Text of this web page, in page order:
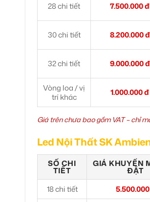
28 chi tiết 7.500.000 đ
30 chi tiết 8.200.000 đ
32 chi tiết 9.000.000 đ
Vòng loa / vị
trí khác
1.000.000 đ
Giá trên chưa bao gồm VAT – chỉ
Led Nội Thất SK
SỐ CHI
TIẾT
GIÁ KHUYẾN
ĐẶT
18 chi tiết